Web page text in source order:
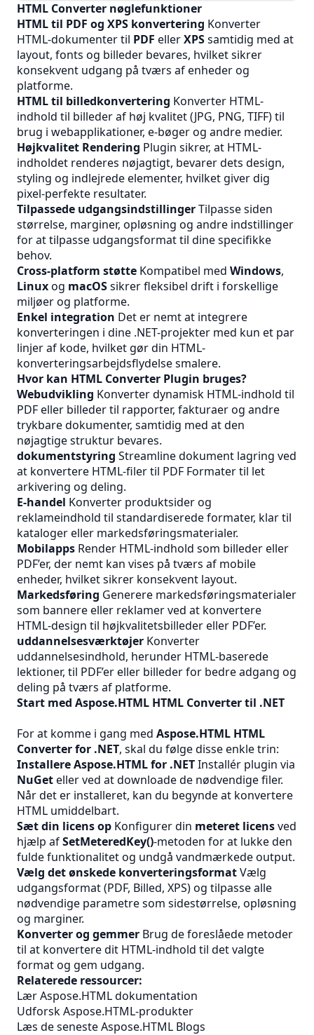
HTML Converter nøglefunktioner
HTML til PDF og XPS konvertering Konverter
HTML-dokumenter til PDF ellerXPSsamtidig med at
layout, fonts og billeder bevares, hvilket sikrer
konsekvent udgang på tværs af enheder og
platforme.
HTML til billedkonvertering Konverter HTML-
indhold til billeder af høj kvalitet (JPG, PNG, TIFF) til
brug i webapplikationer, e-bøger og andre medier.
Højkvalitet Rendering Plugin sikrer, at HTML-
indholdet renderes nøjagtigt, bevarer dets design,
styling og indlejrede elementer, hvilket giver dig
pixel-perfekte resultater.
Tilpassede udgangsindstillingerTilpasse siden
størrelse, marginer, opløsning og andre indstillinger
for at tilpasse udgangsformat til dine specifikke
behov.
Cross-platform støtte Kompatibel med Windows,
Linuxog macOSsikrer fleksibel drift i forskellige
miljøer og platforme.
Enkel integration Det er nemt at integrere
konverteringen i dine .NET-projekter med kun et par
linjer af kode, hvilket gør din HTML-
konverteringsarbejdsflydelse smalere.
Hvor kan HTML Converter Plugin bruges?
Webudvikling Konverter dynamisk HTML-indhold til
PDF eller billeder til rapporter, fakturaer og andre
trykbare dokumenter, samtidig med at den
nøjagtige struktur bevares.
dokumentstyring Streamline dokument lagring ved
at konvertere HTML-filer til PDF Formater til let
arkivering og deling.
E-handel Konverter produktsider og
reklameindhold til standardiserede formater, klar til
kataloger eller markedsføringsmaterialer.
Mobilapps Render HTML-indhold som billeder eller
PDF’er, der nemt kan vises på tværs af mobile
enheder, hvilket sikrer konsekvent layout.
Markedsføring Generere markedsføringsmaterialer
som bannere eller reklamer ved at konvertere
HTML-design til højkvalitetsbilleder eller PDF’er.
uddannelsesværktøjer Konverter
uddannelsesindhold, herunder HTML-baserede
lektioner, til PDF’er eller billeder for bedre adgang og
deling på tværs af platforme.
Start med Aspose.HTML HTML Converter til .NET
For at komme i gang med Aspose.HTML HTML
Converter for .NET, skal du følge disse enkle trin:
Installere Aspose.HTML for .NETInstallér plugin via
NuGeteller ved at downloade de nødvendige filer.
Når det er installeret, kan du begynde at konvertere
HTML umiddelbart.
Sæt din licens op Konfigurer din meteret licensved
hjælp afSetMeteredKey()-metoden for at lukke den
fulde funktionalitet og undgå vandmærkede output.
Vælg det ønskede konverteringsformatVælg
udgangsformat (PDF, Billed, XPS) og tilpasse alle
nødvendige parametre som sidestørrelse, opløsning
og marginer.
Konverter og gemmer Brug de foreslåede metoder
til at konvertere dit HTML-indhold til det valgte
format og gem udgang.
Relaterede ressourcer:
Lær Aspose.HTML dokumentation
Udforsk Aspose.HTML-produkter
Læs de seneste Aspose.HTML Blogs